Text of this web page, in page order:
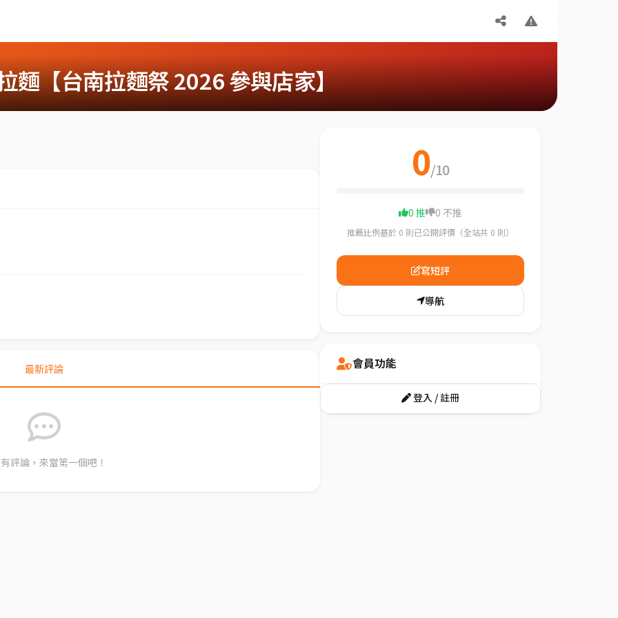
麵【台南拉麵祭 2026 參與店家】
最新評論
評論，來當第一個吧！
0/10
0 推 0 不推
推薦比例基於 0 則已公開評價（全站共 0 則）
寫短評
導航
會員功能
登入 / 註冊